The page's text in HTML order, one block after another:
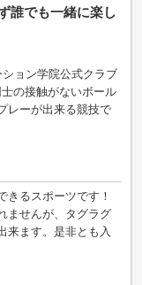
誰でも一緒に楽し
ョン学院公式クラブ
の接触がないボール
レーが出来る競技で
きるスポーツです！
ませんが、タグラグ
来ます。是非とも入